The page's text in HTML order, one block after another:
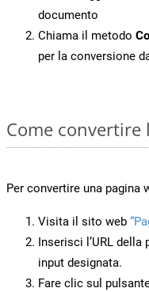
documento
Chiama il metodo
per la conversione
Come convertire
Per convertire una pagina
Visita il sito web
Inserisci l’URL
input designata.
Fare clic sul